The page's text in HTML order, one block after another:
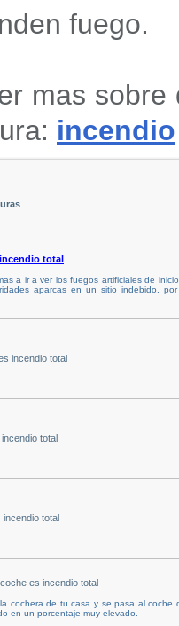
fuego.
mas
incendio
incendio total
a ir a ver los fuegos artificiales de
aparcas en un sitio indebido,
incendio total
total
incendio total
es incendio total
cochera de tu casa y se pasa al coche
en un porcentaje muy elevado.